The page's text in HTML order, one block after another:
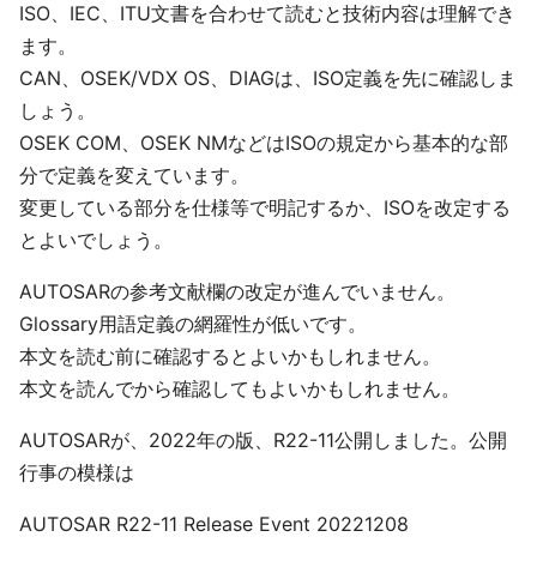
ISO、IEC、ITU文書を合わせて読むと技術内容は理解でき
ます。
CAN、OSEK/VDX OS、DIAGは、ISO定義を先に確認しま
しょう。
OSEK COM、OSEK NMなどはISOの規定から基本的な部
分で定義を変えています。
変更している部分を仕様等で明記するか、ISOを改定する
とよいでしょう。
AUTOSARの参考文献欄の改定が進んでいません。
Glossary用語定義の網羅性が低いです。
本文を読む前に確認するとよいかもしれません。
本文を読んでから確認してもよいかもしれません。
AUTOSARが、2022年の版、R22-11公開しました。公開
行事の模様は
AUTOSAR R22-11 Release Event 20221208